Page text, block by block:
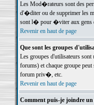
Les Mod�rateurs sont des
d'�diter ou de supprimer les
sont l� pour �viter aux gens
Revenir en haut de page
Que sont les groupes
Les groupes d'utilisateurs
forums) et chaque groupe
forum priv�, etc.
Revenir en haut de page
Comment puis-je joindre